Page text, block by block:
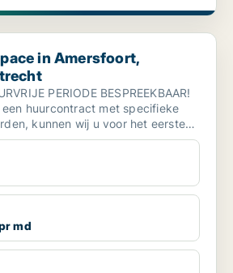
Province of Utrecht
in Amersfoort,
PERIODE BESPREEKBAAR!
huurcontract met specifieke
kunnen wij u voor het eerste
md